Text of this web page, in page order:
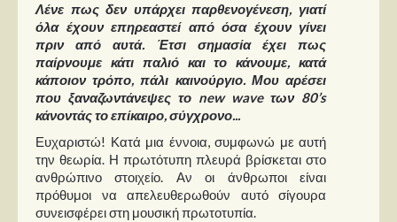
Λένε πως δεν υπάρχει παρθενογένεση, γιατί
όλα έχουν επηρεαστεί από όσα έχουν γίνει
πριν από αυτά. Έτσι σημασία έχει πως
παίρνουμε κάτι παλιό και το κάνουμε, κατά
κάποιον τρόπο, πάλι καινούργιο. Μου αρέσει
που ξαναζωντάνεψες το new wave των 80’s
κάνοντάς το επίκαιρο, σύγχρονο...
Ευχαριστώ! Κατά μια έννοια, συμφωνώ με αυτή
την θεωρία. Η πρωτότυπη πλευρά βρίσκεται στο
ανθρώπινο στοιχείο. Αν οι άνθρωποι είναι
πρόθυμοι να απελευθερωθούν αυτό σίγουρα
συνεισφέρει στη μουσική πρωτοτυπία.